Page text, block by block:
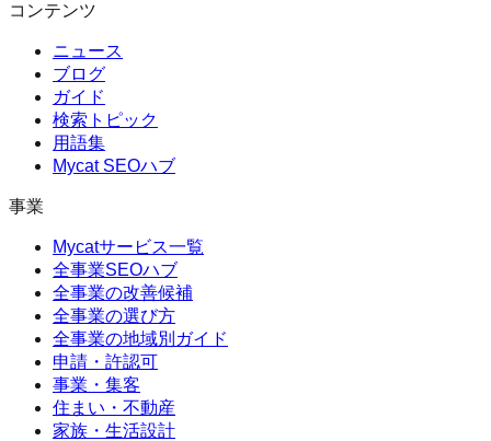
コンテンツ
ニュース
ブログ
ガイド
検索トピック
用語集
Mycat SEOハブ
事業
Mycatサービス一覧
全事業SEOハブ
全事業の改善候補
全事業の選び方
全事業の地域別ガイド
申請・許認可
事業・集客
住まい・不動産
家族・生活設計